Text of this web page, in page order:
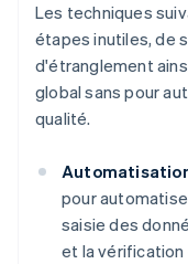
Les techniques
étapes inutiles, de
d'étranglement
global sans pour
qualité.
pour
saisie des
et la